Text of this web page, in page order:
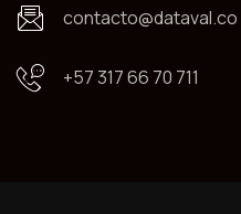
contacto@dataval.co
+57 317 66 70 711